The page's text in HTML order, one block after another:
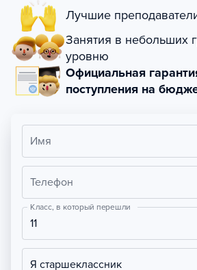
Лучшие
Занятия в небольших
уровню
Официальная
поступления на
Имя
Телефон
Класс, в который перешли
11
Я старшеклассник